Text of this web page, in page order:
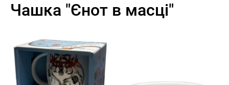
Чашка "Єнот в масці"